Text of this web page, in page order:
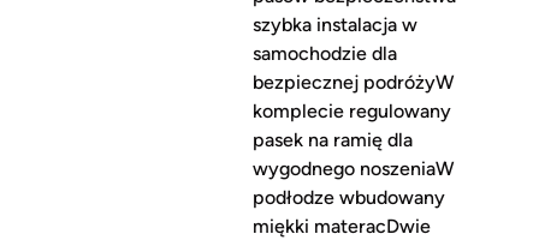
szybka instalacja w
samochodzie dla
bezpiecznej podróżyW
komplecie regulowany
pasek na ramię dla
wygodnego noszeniaW
podłodze wbudowany
miękki materacDwie